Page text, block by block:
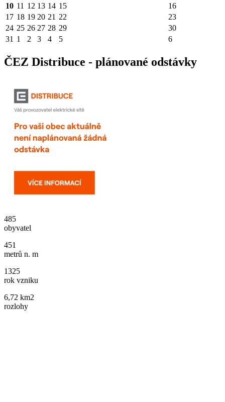
10 11 12 13 14 15
16
17 18 19 20 21 22
23
24 25 26 27 28 29
30
31 1 2 3 4 5 6
ČEZ Distribuce - plánované odstávky
485
obyvatel
451
metrů n. m
1325
rok vzniku
6,72 km2
rozlohy